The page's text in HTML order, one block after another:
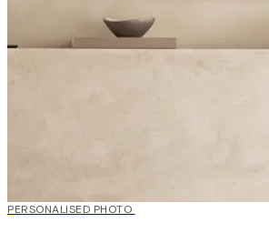
20%*Skap kunst
PERSONALISED PHOTO